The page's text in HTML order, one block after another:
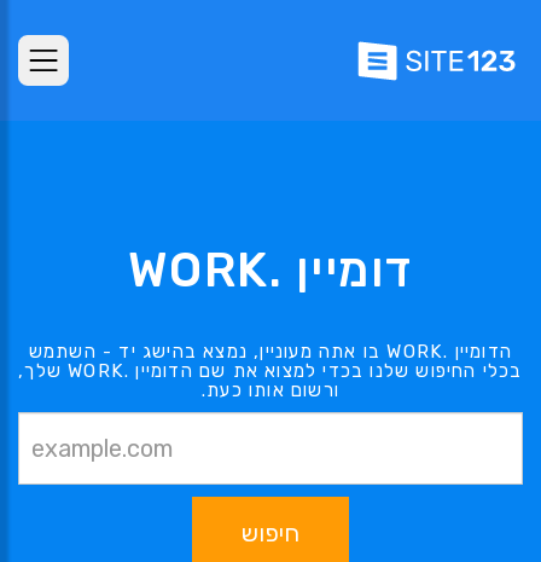
דומיין .WORK
הדומיין .WORK בו אתה מעוניין, נמצא בהישג יד - השתמש
בכלי החיפוש שלנו בכדי למצוא את שם הדומיין .WORK שלך,
ורשום אותו כעת.
חיפוש